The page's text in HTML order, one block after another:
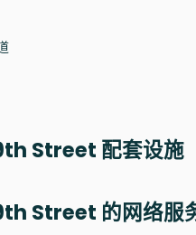
Street 配套设施
Street 的网络服